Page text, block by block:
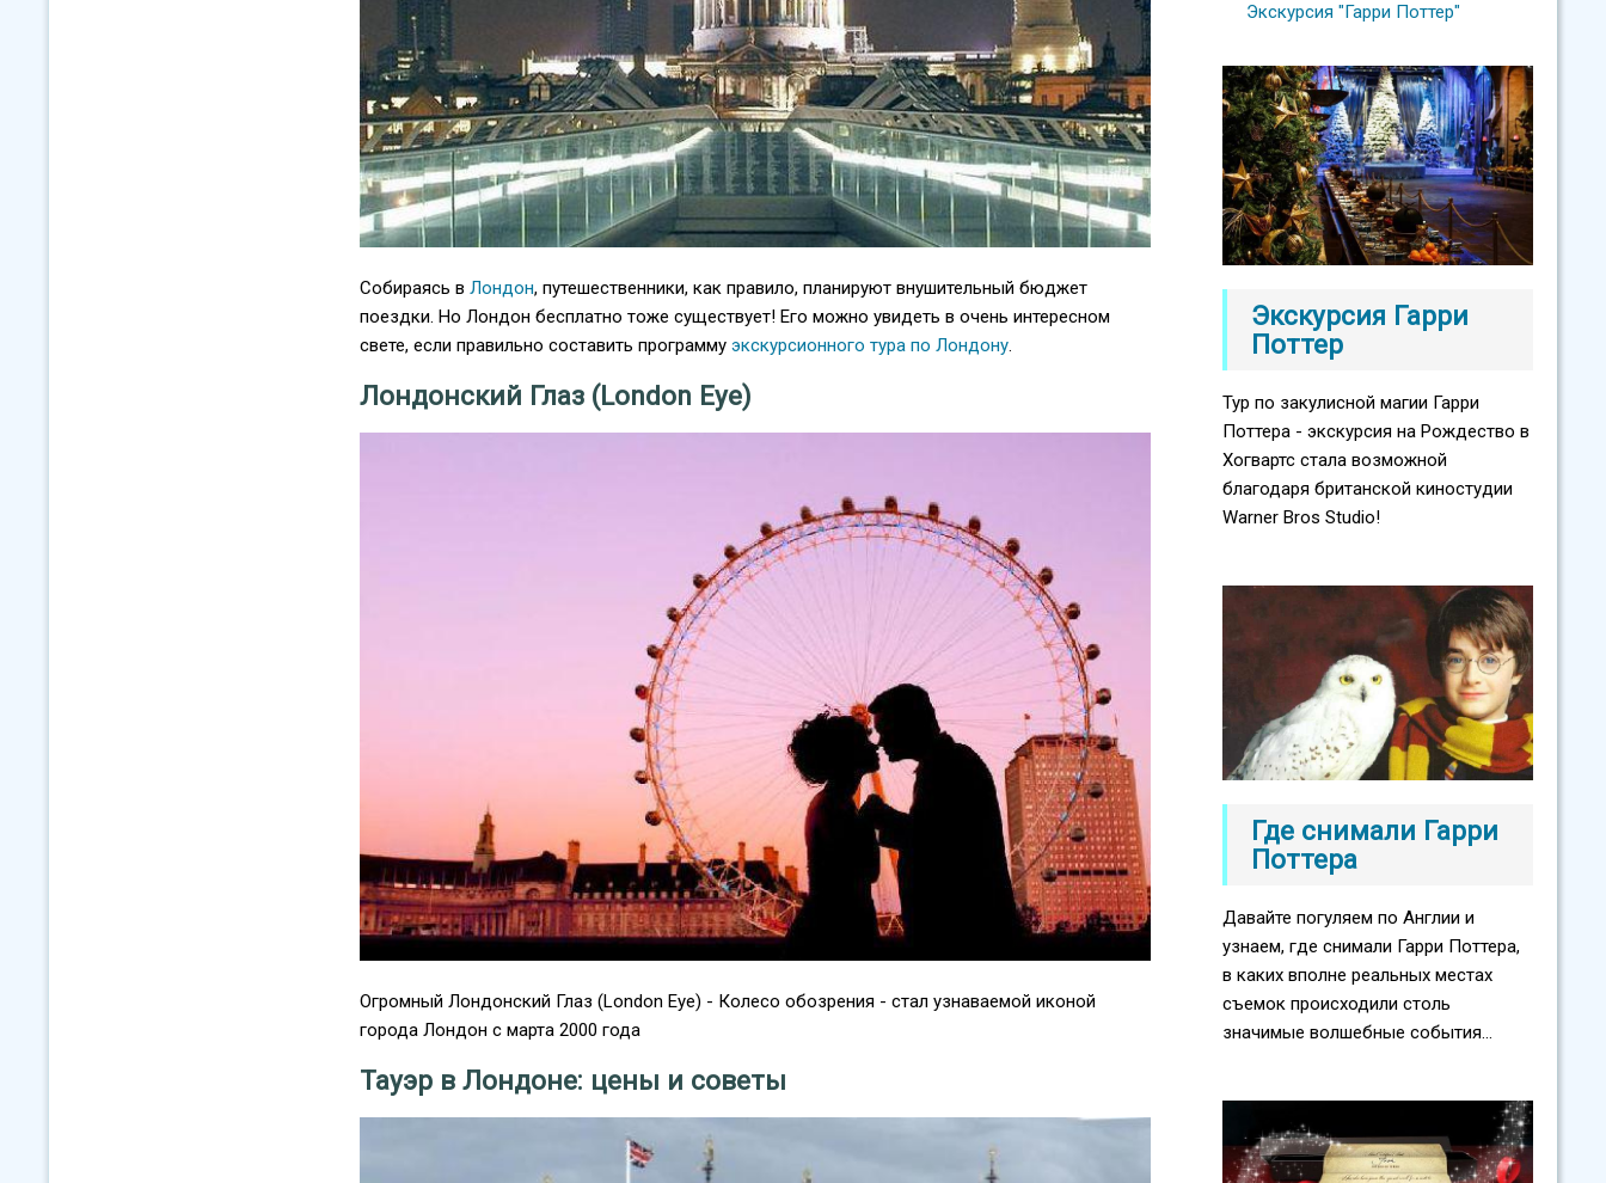
Собираясь в Лондон, путешественники, как правило, планируют внушительный бюджет
поездки. Но Лондон бесплатно тоже существует! Его можно увидеть в очень интересном
свете, если правильно составить программу экскурсионного тура по Лондону
Лондонский Глаз (London Eye)
Огромный Лондонский Глаз (London Eye) - Колесо обозрения - стал узнаваемой иконой
города Лондон с марта 2000 года
Тауэр в Лондоне: цены и советы
Экскурсия "Гарри Поттер"
Экскурсия Гарри
Поттер
Тур по закулисной магии Гарри
Поттера - экскурсия на Рождество в
Хогвартс стала возможной
благодаря британской киностудии
Warner Bros Studio!
Где снимали Гарри
Поттера
Давайте погуляем по Англии и
узнаем, где снимали Гарри Поттера,
в каких вполне реальных местах
съемок происходили столь
значимые волшебные события...